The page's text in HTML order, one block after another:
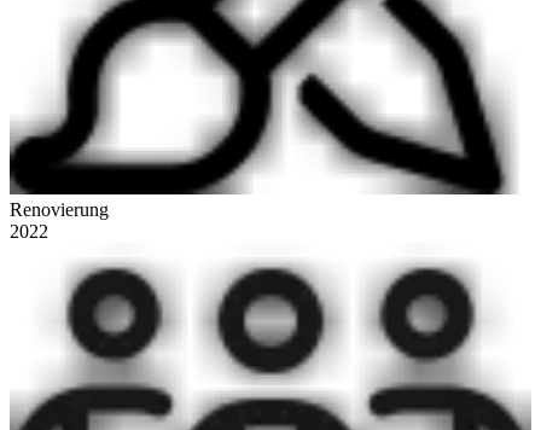
Renovierung
2022